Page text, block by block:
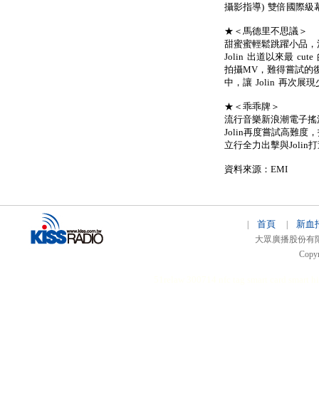
攝影指導) 雙倍國際級
★＜馬德里不思議＞
甜蜜蜜輕鬆跳躍小品
Jolin 出道以來最 cute
拍攝MV，難得嘗試的
中，讓 Jolin 再次展現
★＜乖乖牌＞
流行音樂新浪潮電子
Jolin再度嘗試高難度
立行全力出擊與Jolin
資料來源：EMI
首頁 新血
大眾廣播股份有